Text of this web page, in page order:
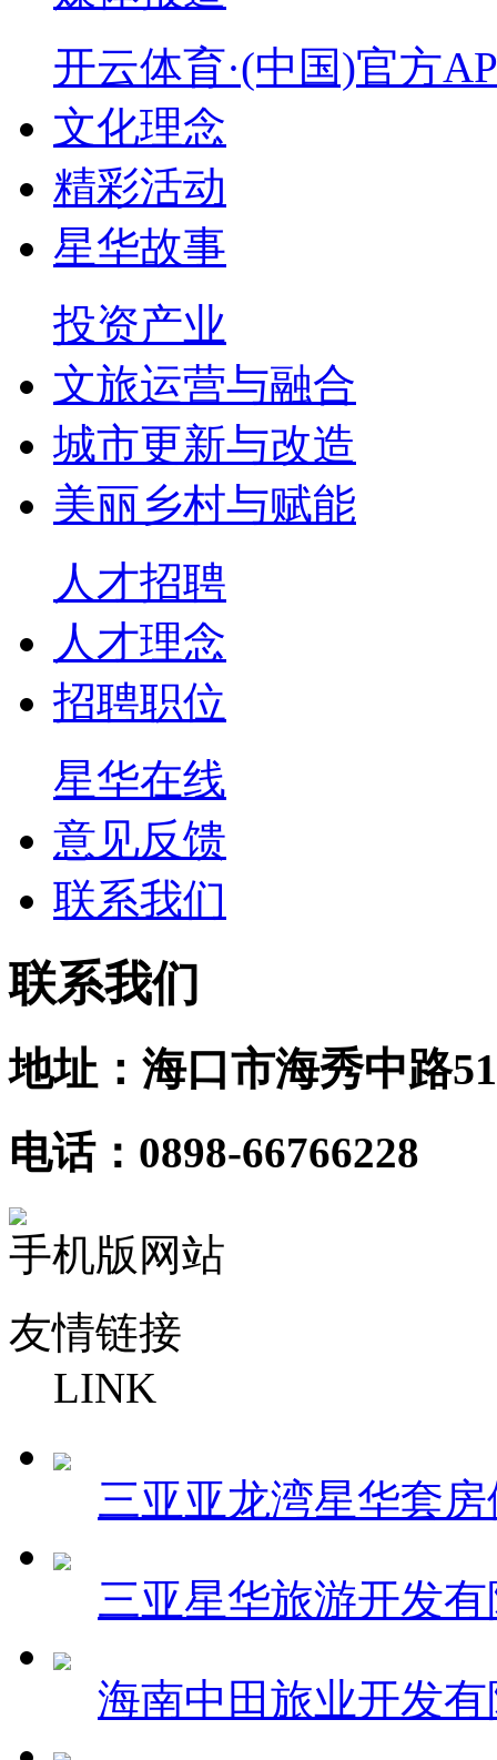
开云体育·(中国)官方
文化理念
精彩活动
星华故事
投资产业
文旅运营与融合
城市更新与改造
美丽乡村与赋能
人才招聘
人才理念
招聘职位
星华在线
意见反馈
联系我们
联系我们
地址：海口市海秀中路
电话：0898-66766228
手机版网站
友情链接
LINK
三亚亚龙湾星华套
三亚星华旅游开发
海南中田旅业开发